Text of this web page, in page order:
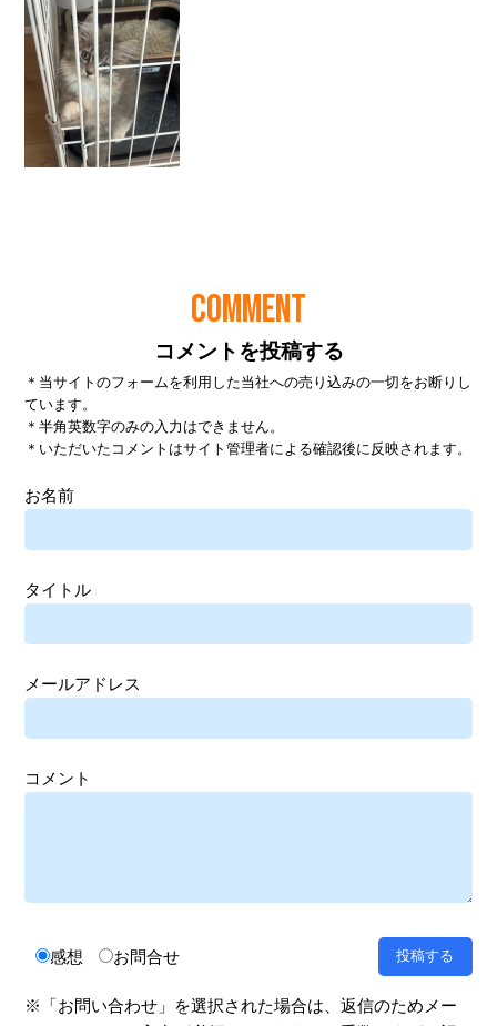
COMMENT
コメントを投稿する
＊当サイトのフォームを利用した当社への売り込みの一切をお断りし
ています。
＊半角英数字のみの入力はできません。
＊いただいたコメントはサイト管理者による確認後に反映されます。
お名前
タイトル
メールアドレス
コメント
感想 お問合せ
※「お問い合わせ」を選択された場合は、返信のためメー